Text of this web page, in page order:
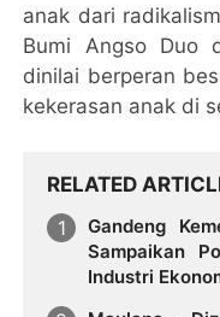
anak dari
Bumi Angso Duo
dinilai berperan
kekerasan anak di
RELATED
Gandeng
Sampaikan
Industri